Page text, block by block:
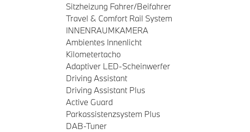
Sitzheizung Fahrer/Beifahrer
Travel & Comfort Rail System
INNENRAUMKAMERA
Ambientes Innenlicht
Kilometertacho
Adaptiver LED-Scheinwerfer
Driving Assistant
Driving Assistant Plus
Active Guard
Parkassistenzsystem Plus
DAB-Tuner